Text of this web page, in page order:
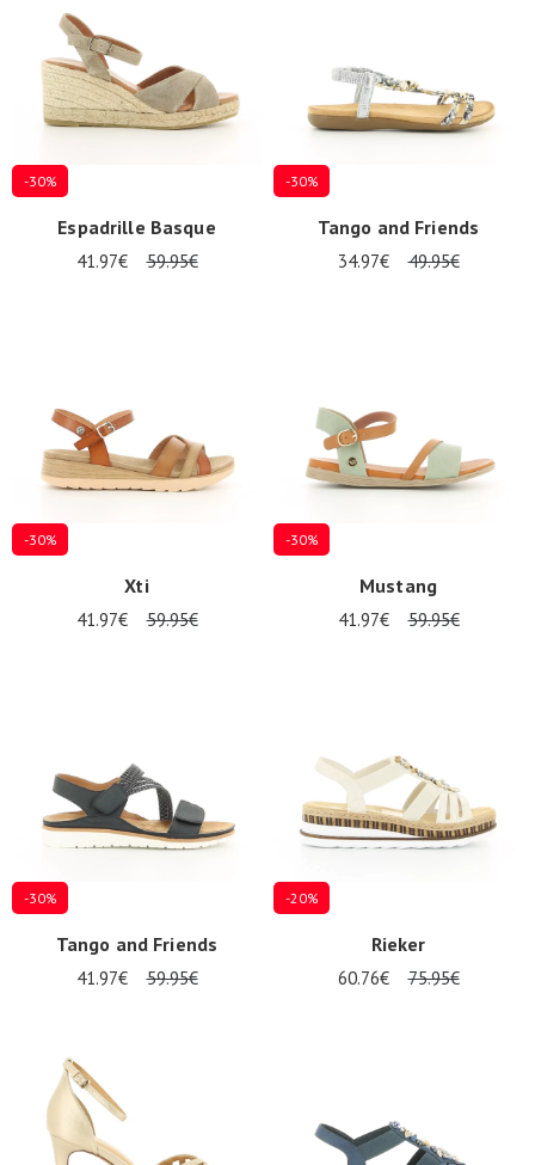
-30%
Espadrille Basque
41.97€ 59.95€
-30%
Tango and Friends
34.97€ 49.95€
-30%
Xti
41.97€ 59.95€
-30%
Mustang
41.97€ 59.95€
-30%
Tango and Friends
41.97€ 59.95€
-20%
Rieker
60.76€ 75.95€